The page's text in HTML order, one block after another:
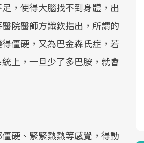
，使得大腦找不到身體，出
院醫師方識欽指出，所謂的
僵硬，又為巴金森氏症，若
上，一旦少了多巴胺，就會
硬、緊緊熱熱等感覺，得動
齡社會的浪潮，台灣正在快速
康照護」的新時代。隨著國家
健康台灣推動委員會」與「長
推進，「預防醫學」已成全民
心議題。然而，健檢不只是醫
就到良醫生活祭體驗「一站式
活」，從講座、體驗到運動，
你的健康革命！
網從「換季的身體變化」出
醫學觀點與日常感受的對話，
健康的認知，進而引導實際的
。